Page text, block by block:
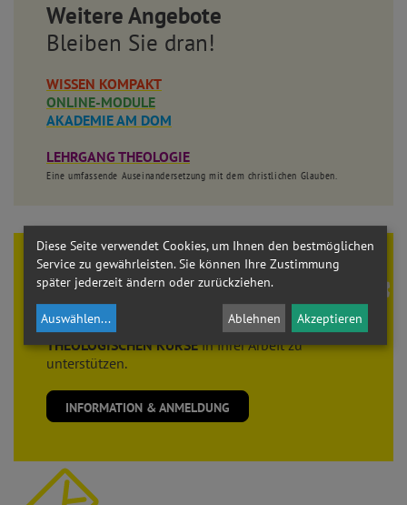
Weitere Angebote
Bleiben Sie dran!
WISSEN KOMPAKT
ONLINE-MODULE
AKADEMIE AM DOM
LEHRGANG THEOLOGIE
Eine umfassende Auseinandersetzung mit dem christlichen Glauben.
Theologie brauchtFREUNDE
Der Verein der
FREUNDE der THEOLOGISCHEN
KURSEsieht es als seine Aufgabe, die
THEOLOGISCHEN KURSEin ihrer Arbeit zu
unterstützen.
INFORMATION & ANMELDUNG
Diese Seite verwendet Cookies, um Ihnen den bestmöglichen
Service zu gewährleisten. Sie können Ihre Zustimmung
später jederzeit ändern oder zurückziehen.
Auswählen... Ablehnen Akzeptieren